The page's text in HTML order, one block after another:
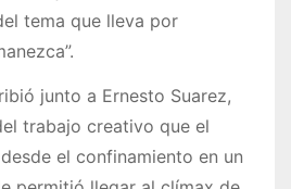
tema que lleva por
junto a Ernesto Suarez,
trabajo creativo que el
el confinamiento en un